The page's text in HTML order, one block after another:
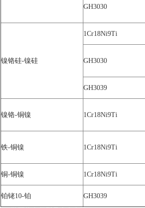
GH3030
镍铬硅-镍硅
1Cr18Ni9Ti
GH3030
GH3039
镍铬-铜镍 1Cr18Ni9Ti
铁-铜镍 1Cr18Ni9Ti
铜-铜镍 1Cr18Ni9Ti
铂铑10-铂 GH3039